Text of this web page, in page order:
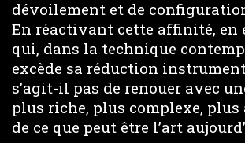
dévoilement et de
En réactivant cette affinité, en
qui, dans la technique
excède sa réduction
s’agit-il pas de renouer avec
plus riche, plus complexe,
de ce que peut être l’art